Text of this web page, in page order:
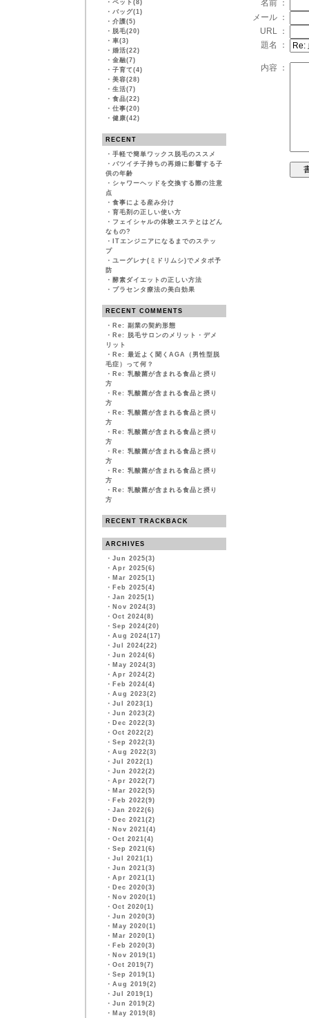
・ ペット(8)
・ バッグ(1)
・ 介護(5)
・ 脱毛(20)
・ 車(3)
・ 婚活(22)
・ 金融(7)
・ 子育て(4)
・ 美容(28)
・ 生活(7)
・ 食品(22)
・ 仕事(20)
・ 健康(42)
RECENT
・ 手軽で簡単ワックス脱毛のススメ
・ バツイチ子持ちの再婚に影響する子
供の年齢
・ シャワーヘッドを交換する際の注意
点
・ 食事による産み分け
・ 育毛剤の正しい使い方
・ フェイシャルの体験エステとはどん
なもの?
・
ITエンジニアになるまでのステッ
プ
・ ユーグレナ(ミドリムシ)でメタボ予
防
・ 酵素ダイエットの正しい方法
・ プラセンタ療法の美白効果
RECENT COMMENTS
・ Re: 副業の契約形態
・ Re: 脱毛サロンのメリット・デメ
リット
・ Re: 最近よく聞くAGA（男性型脱
毛症）って何？
・ Re: 乳酸菌が含まれる食品と摂り
方
・ Re: 乳酸菌が含まれる食品と摂り
方
・ Re: 乳酸菌が含まれる食品と摂り
方
・ Re: 乳酸菌が含まれる食品と摂り
方
・ Re: 乳酸菌が含まれる食品と摂り
方
・ Re: 乳酸菌が含まれる食品と摂り
方
・ Re: 乳酸菌が含まれる食品と摂り
方
RECENT TRACKBACK
ARCHIVES
・ Jun 2025(3)
・ Apr 2025(6)
・ Mar 2025(1)
・ Feb 2025(4)
・ Jan 2025(1)
・ Nov 2024(3)
・ Oct 2024(8)
・ Sep 2024(20)
・ Aug 2024(17)
・ Jul 2024(22)
・ Jun 2024(6)
・ May 2024(3)
・ Apr 2024(2)
・ Feb 2024(4)
・ Aug 2023(2)
・ Jul 2023(1)
・ Jun 2023(2)
・ Dec 2022(3)
・ Oct 2022(2)
・ Sep 2022(3)
・ Aug 2022(3)
・ Jul 2022(1)
・ Jun 2022(2)
・ Apr 2022(7)
・ Mar 2022(5)
・ Feb 2022(9)
・ Jan 2022(6)
・ Dec 2021(2)
・ Nov 2021(4)
・ Oct 2021(4)
・ Sep 2021(6)
・ Jul 2021(1)
・ Jun 2021(3)
・ Apr 2021(1)
・ Dec 2020(3)
・ Nov 2020(1)
・ Oct 2020(1)
・ Jun 2020(3)
・ May 2020(1)
・ Mar 2020(1)
・ Feb 2020(3)
・ Nov 2019(1)
・ Oct 2019(7)
・ Sep 2019(1)
・ Aug 2019(2)
・ Jul 2019(1)
・ Jun 2019(2)
・ May 2019(8)
名前 ：
メール ：
URL ：
題名 ：
内容 ：